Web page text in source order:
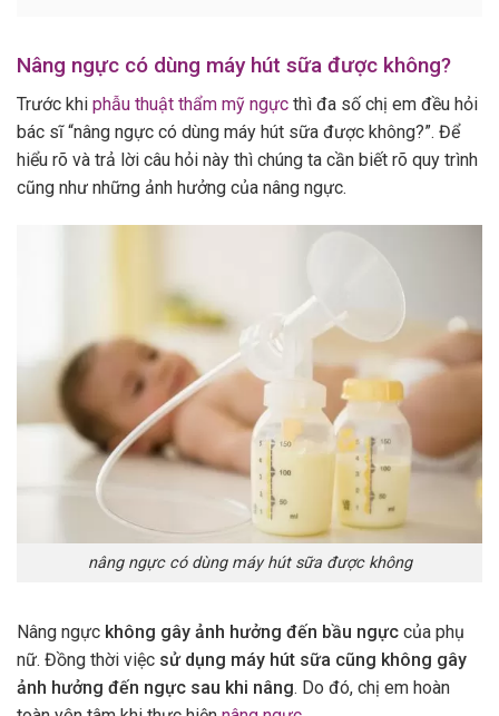
Nâng ngực có dùng máy hút sữa được không?
Trước khi phẫu thuật thẩm mỹ ngực thì đa số chị em đều hỏi
bác sĩ “nâng ngực có dùng máy hút sữa được không?”. Để
hiểu rõ và trả lời câu hỏi này thì chúng ta cần biết rõ quy trình
cũng như những ảnh hưởng của nâng ngực.
nâng ngực có dùng máy hút sữa được không
Nâng ngực không gây ảnh hưởng đến bầu ngực của phụ
nữ. Đồng thời việc sử dụng máy hút sữa cũng không gây
ảnh hưởng đến ngực sau khi nâng. Do đó, chị em hoàn